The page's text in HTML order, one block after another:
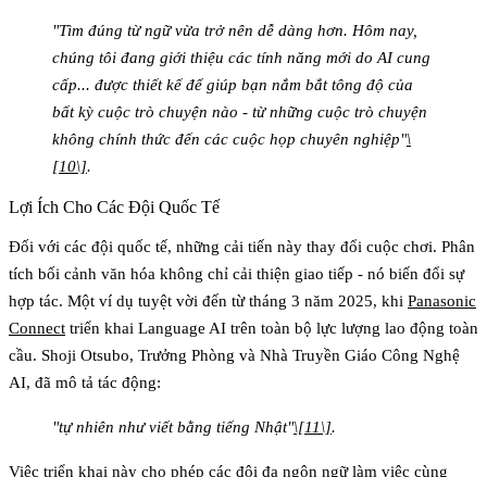
"Tìm đúng từ ngữ vừa trở nên dễ dàng hơn. Hôm nay,
chúng tôi đang giới thiệu các tính năng mới do AI cung
cấp... được thiết kế để giúp bạn nắm bắt tông độ của
bất kỳ cuộc trò chuyện nào - từ những cuộc trò chuyện
không chính thức đến các cuộc họp chuyên nghiệp"\
[10\].
Lợi Ích Cho Các Đội Quốc Tế
Đối với các đội quốc tế, những cải tiến này thay đổi cuộc chơi. Phân
tích bối cảnh văn hóa không chỉ cải thiện giao tiếp - nó biến đổi sự
hợp tác. Một ví dụ tuyệt vời đến từ tháng 3 năm 2025, khi Panasonic
Connect triển khai Language AI trên toàn bộ lực lượng lao động toàn
cầu. Shoji Otsubo, Trưởng Phòng và Nhà Truyền Giáo Công Nghệ
AI, đã mô tả tác động:
"tự nhiên như viết bằng tiếng Nhật"\[11\].
Việc triển khai này cho phép các đội đa ngôn ngữ làm việc cùng